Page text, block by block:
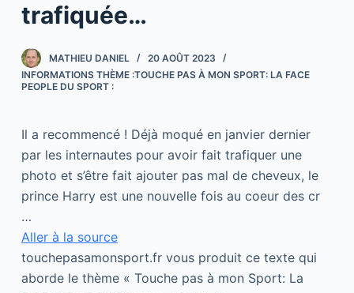
e
u
trafiquée…
MATHIEU DANIEL
20 AOÛT 2023
INFORMATIONS THÈME :TOUCHE PAS À MON SPORT: LA FACE
PEOPLE DU SPORT :
Il a recommencé ! Déjà moqué en janvier dernier
par les internautes pour avoir fait trafiquer une
photo et s’être fait ajouter pas mal de cheveux, le
prince Harry est une nouvelle fois au coeur des cr
…
Aller à la source
touchepasamonsport.fr vous produit ce texte qui
aborde le thème « Touche pas à mon Sport: La